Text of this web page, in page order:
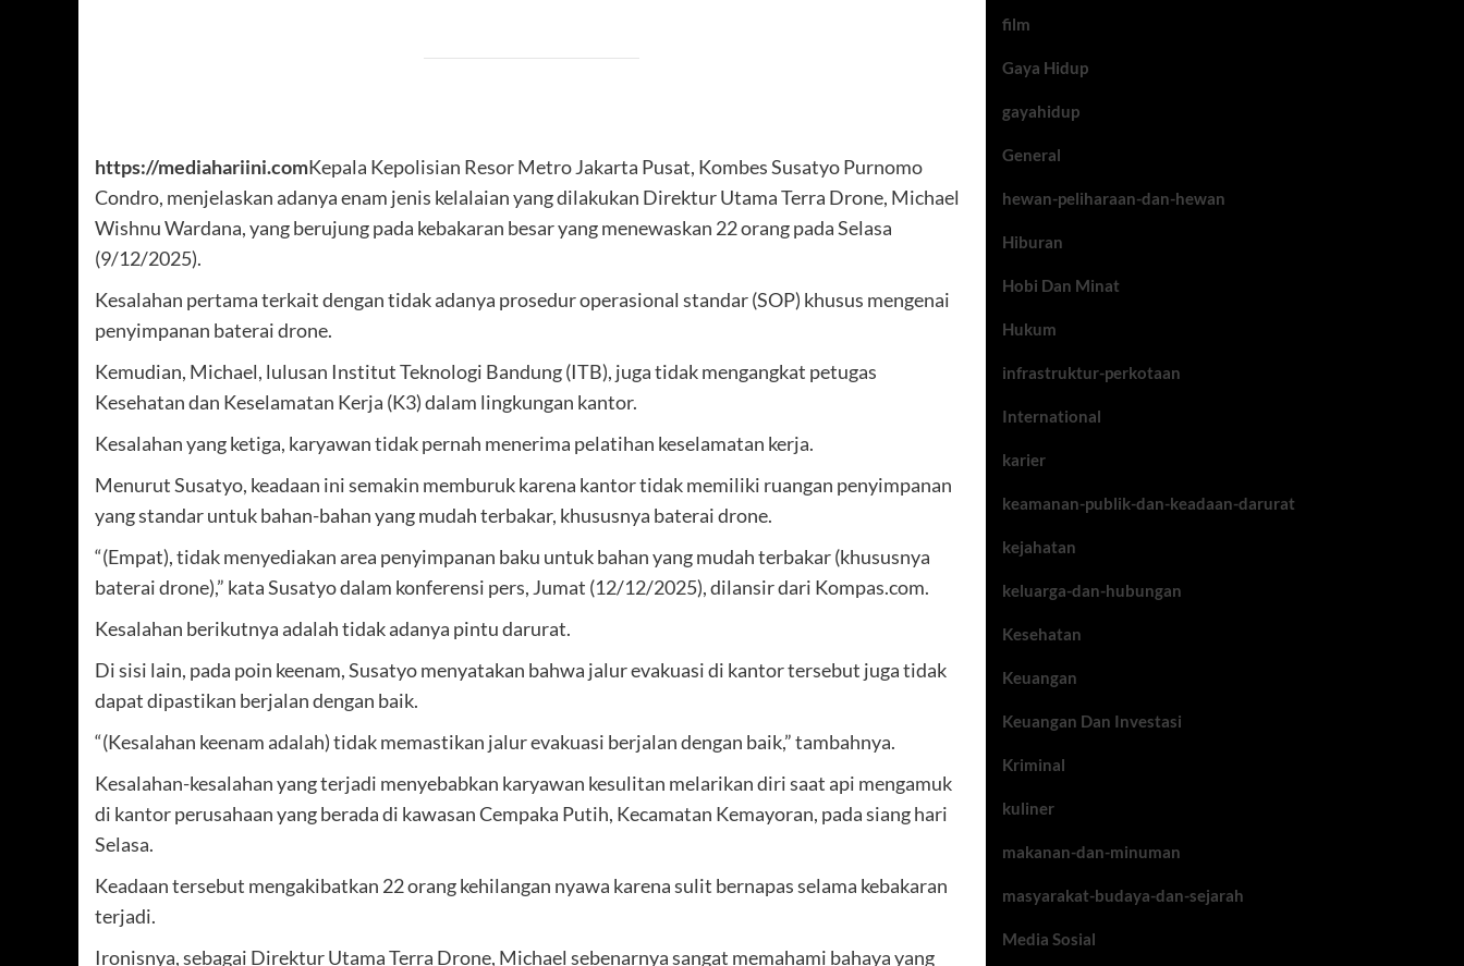
https://mediahariini.comKepala Kepolisian Resor Metro Jakarta Pusat, Kombes Susatyo Purnomo
Condro, menjelaskan adanya enam jenis kelalaian yang dilakukan Direktur Utama Terra Drone, Michael
Wishnu Wardana, yang berujung pada kebakaran besar yang menewaskan 22 orang pada Selasa
(9/12/2025).
Kesalahan pertama terkait dengan tidak adanya prosedur operasional standar (SOP) khusus mengenai
penyimpanan baterai drone.
Kemudian, Michael, lulusan Institut Teknologi Bandung (ITB), juga tidak mengangkat petugas
Kesehatan dan Keselamatan Kerja (K3) dalam lingkungan kantor.
Kesalahan yang ketiga, karyawan tidak pernah menerima pelatihan keselamatan kerja.
Menurut Susatyo, keadaan ini semakin memburuk karena kantor tidak memiliki ruangan penyimpanan
yang standar untuk bahan-bahan yang mudah terbakar, khususnya baterai drone.
“(Empat), tidak menyediakan area penyimpanan baku untuk bahan yang mudah terbakar (khususnya
baterai drone),” kata Susatyo dalam konferensi pers, Jumat (12/12/2025), dilansir dari Kompas.com.
Kesalahan berikutnya adalah tidak adanya pintu darurat.
Di sisi lain, pada poin keenam, Susatyo menyatakan bahwa jalur evakuasi di kantor tersebut juga tidak
dapat dipastikan berjalan dengan baik.
“(Kesalahan keenam adalah) tidak memastikan jalur evakuasi berjalan dengan baik,” tambahnya.
Kesalahan-kesalahan yang terjadi menyebabkan karyawan kesulitan melarikan diri saat api mengamuk
di kantor perusahaan yang berada di kawasan Cempaka Putih, Kecamatan Kemayoran, pada siang hari
Selasa.
Keadaan tersebut mengakibatkan 22 orang kehilangan nyawa karena sulit bernapas selama kebakaran
terjadi.
Ironisnya, sebagai Direktur Utama Terra Drone, Michael sebenarnya sangat memahami bahaya yang
film
Gaya Hidup
gayahidup
General
hewan-peliharaan-dan-hewan
Hiburan
Hobi Dan Minat
Hukum
infrastruktur-perkotaan
International
karier
keamanan-publik-dan-keadaan-darurat
kejahatan
keluarga-dan-hubungan
Kesehatan
Keuangan
Keuangan Dan Investasi
Kriminal
kuliner
makanan-dan-minuman
masyarakat-budaya-dan-sejarah
Media Sosial